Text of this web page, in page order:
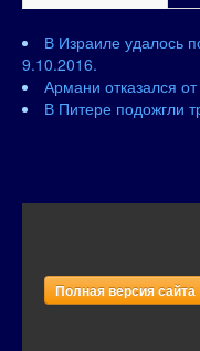
В Израиле удалось
9.10.2016.
Армани отказался
В Питере подожгли
Полная версия сайта